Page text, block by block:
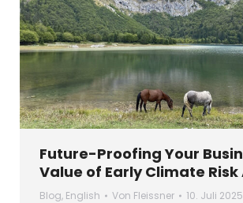
Future-Proofing Your
Value of Early Climate Risk
Blog, English Von Fleissner 10. Juli 2025